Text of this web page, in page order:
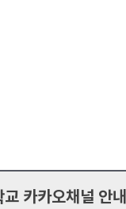
카카오채널 안내